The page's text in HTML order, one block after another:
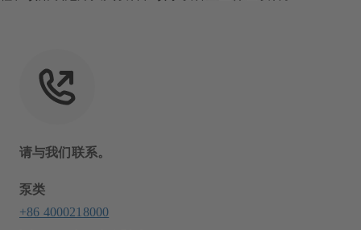
请与我们联系。
泵类
+86 4000218000